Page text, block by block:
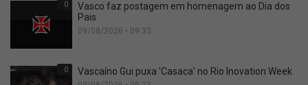
0
Vasco faz postagem em homenagem ao Dia dos
Pais
09/08/2026 • 09:33
0 Vascaíno Gui puxa 'Casaca' no Rio Inovation Week